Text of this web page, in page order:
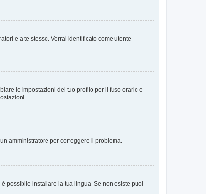
e a te stesso. Verrai identificato come utente
le impostazioni del tuo profilo per il fuso orario e
amministratore per correggere il problema.
possibile installare la tua lingua. Se non esiste puoi